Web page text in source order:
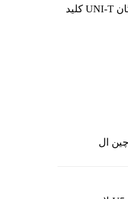
تحویل ۴۸ ساعته چانگان UNI-T کلید
ال